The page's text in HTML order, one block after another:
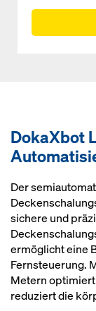
DokaXbot
Der
sichere und
ermöglicht eine
Fernsteuerung.
Metern
reduziert die